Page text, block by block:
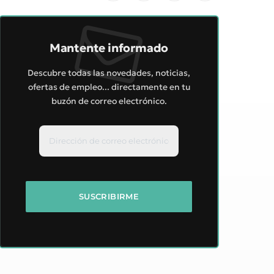
Mantente informado
Descubre todas las novedades, noticias,
ofertas de empleo... directamente en tu
buzón de correo electrónico.